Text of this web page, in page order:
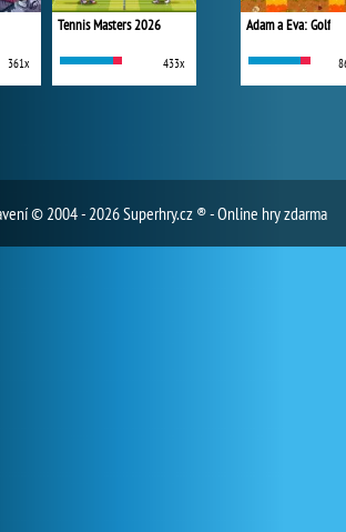
361x
Tennis Masters 2026
433x
Adam a Eva: Golf
© 2004 - 2026 Superhry.cz ® - Online hry zdarma